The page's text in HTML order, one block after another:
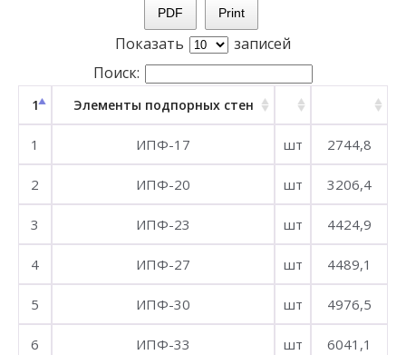
PDF Print
Показать
записей
Поиск:
1 Элементы подпорных стен
1 ИПФ-17 шт 2744,8
2 ИПФ-20 шт 3206,4
3 ИПФ-23 шт 4424,9
4 ИПФ-27 шт 4489,1
5 ИПФ-30 шт 4976,5
6 ИПФ-33 шт 6041,1